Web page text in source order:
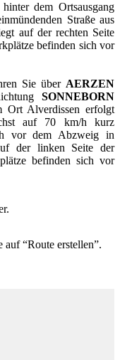
dem Ortsausgang
Straße aus
auf der rechten Seite
befinden sich vor
Sie über AERZEN
SONNEBORN
Ort Alverdissen erfolgt
auf 70 km/h kurz
vor dem Abzweig in
der linken Seite der
befinden sich vor
“Route erstellen”.